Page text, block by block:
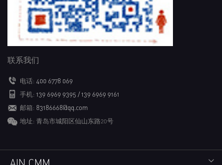
联系我们
电话: 400 6778 069
手机: 139 6969 9395 / 139 6969 9161
邮箱: 83186668@qq.com
地址: 青岛市城阳区仙山东路20号